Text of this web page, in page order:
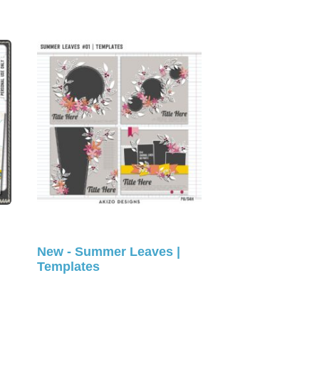
New - Summer Leaves |
Templates